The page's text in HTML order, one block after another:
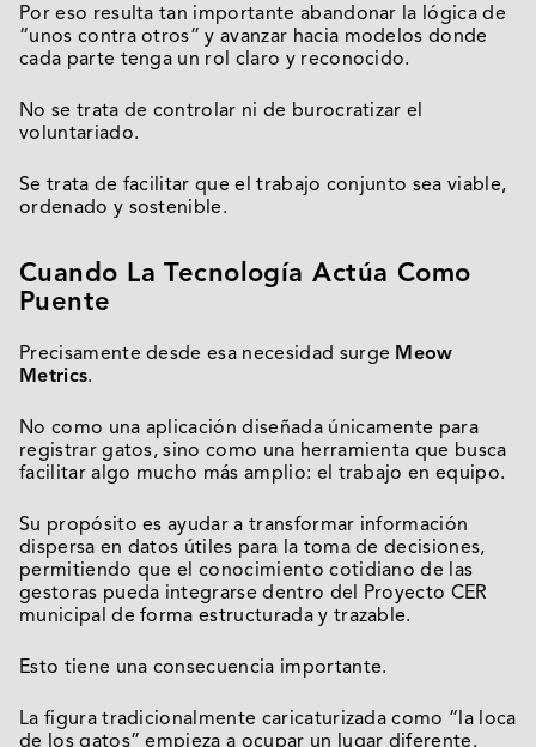
Por eso resulta tan importante abandonar la lógica de
“unos contra otros” y avanzar hacia modelos donde
cada parte tenga un rol claro y reconocido.
No se trata de controlar ni de burocratizar el
voluntariado.
Se trata de facilitar que el trabajo conjunto sea viable,
ordenado y sostenible.
Cuando La Tecnología Actúa Como
Puente
Precisamente desde esa necesidad surge Meow
Metrics.
No como una aplicación diseñada únicamente para
registrar gatos, sino como una herramienta que busca
facilitar algo mucho más amplio: el trabajo en equipo.
Su propósito es ayudar a transformar información
dispersa en datos útiles para la toma de decisiones,
permitiendo que el conocimiento cotidiano de las
gestoras pueda integrarse dentro del Proyecto CER
municipal de forma estructurada y trazable.
Esto tiene una consecuencia importante.
La figura tradicionalmente caricaturizada como “la loca
de los gatos” empieza a ocupar un lugar diferente.